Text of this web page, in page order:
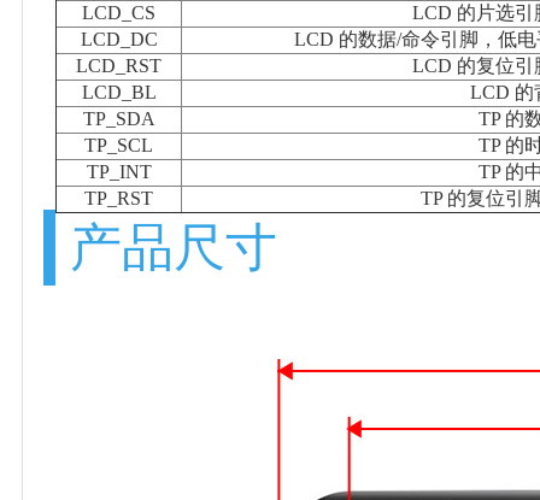
LCD_CS
LCD 的片选引
LCD_DC
LCD 的数据/命令引脚，低
LCD_RST
LCD 的复位引
LCD_BL
LCD 的
TP_SDA
TP 的
TP_SCL
TP 的
TP_INT
TP 的
TP_RST
TP 的复位引
产品尺寸